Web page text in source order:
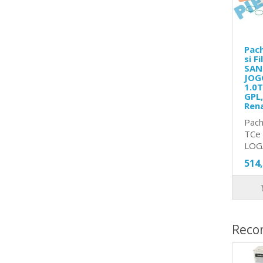
si
TCe